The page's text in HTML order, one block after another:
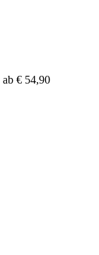
ab € 54,90